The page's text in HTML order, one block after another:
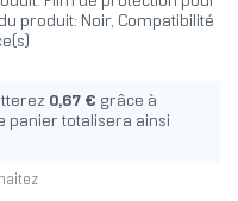
produit: Noir, Compatibilité
0,67 € grâce à
panier totalisera ainsi